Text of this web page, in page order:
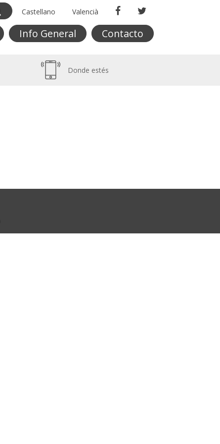
Castellano Valencià
Info General Contacto
Donde estés